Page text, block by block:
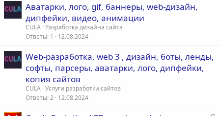
Аватарки, лого, gif, баннеры, web-дизайн,
дипфейки, видео, анимации
CULA Разработка дизайна сайта
Ответы 1 12.08.2024
Web-разработка, web 3 , дизайн, боты, ленды,
софты, парсеры, аватарки, лого, дипфейки,
копия сайтов
CULA Услуги разработки сайтов
Ответы 2 12.08.2024